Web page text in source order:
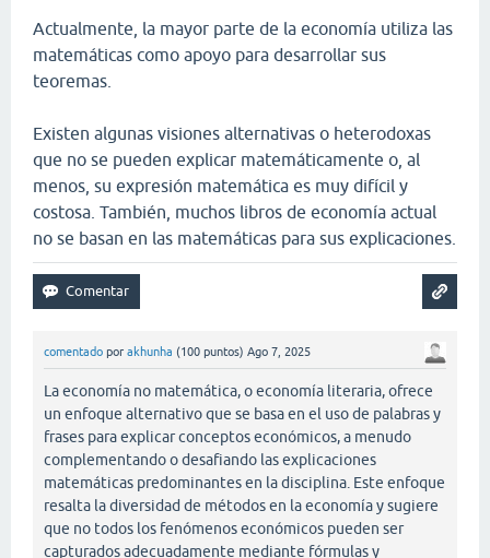
Actualmente, la mayor parte de la economía utiliza las
matemáticas como apoyo para desarrollar sus
teoremas.
Existen algunas visiones alternativas o heterodoxas
que no se pueden explicar matemáticamente o, al
menos, su expresión matemática es muy difícil y
costosa. También, muchos libros de economía actual
no se basan en las matemáticas para sus explicaciones.
comentado por akhunha (100 puntos) Ago 7, 2025
La economía no matemática, o economía literaria, ofrece
un enfoque alternativo que se basa en el uso de palabras y
frases para explicar conceptos económicos, a menudo
complementando o desafiando las explicaciones
matemáticas predominantes en la disciplina. Este enfoque
resalta la diversidad de métodos en la economía y sugiere
que no todos los fenómenos económicos pueden ser
capturados adecuadamente mediante fórmulas y